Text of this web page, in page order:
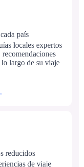
país
locales expertos
largo de su viaje
reducidos
de viaje